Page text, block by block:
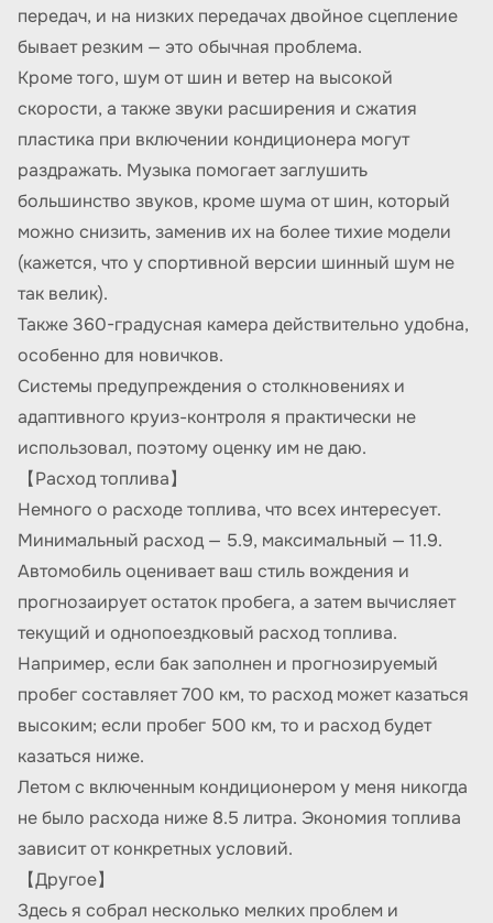
передач, и на низких передачах двойное сцепление
бывает резким — это обычная проблема.
Кроме того, шум от шин и ветер на высокой
скорости, а также звуки расширения и сжатия
пластика при включении кондиционера могут
раздражать. Музыка помогает заглушить
большинство звуков, кроме шума от шин, который
можно снизить, заменив их на более тихие модели
(кажется, что у спортивной версии шинный шум не
так велик).
Также 360-градусная камера действительно удобна,
особенно для новичков.
Системы предупреждения о столкновениях и
адаптивного круиз-контроля я практически не
использовал, поэтому оценку им не даю.
【Расход топлива】
Немного о расходе топлива, что всех интересует.
Минимальный расход — 5.9, максимальный — 11.9.
Автомобиль оценивает ваш стиль вождения и
прогнозаирует остаток пробега, а затем вычисляет
текущий и однопоездковый расход топлива.
Например, если бак заполнен и прогнозируемый
пробег составляет 700 км, то расход может казаться
высоким; если пробег 500 км, то и расход будет
казаться ниже.
Летом с включенным кондиционером у меня никогда
не было расхода ниже 8.5 литра. Экономия топлива
зависит от конкретных условий.
【Другое】
Здесь я собрал несколько мелких проблем и